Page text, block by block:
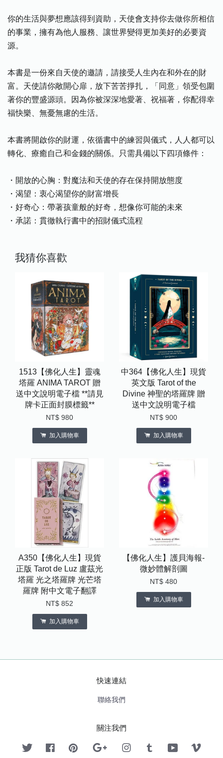
你的生活與夢想應該得到資助，天使會支持你去做你所相信
的事業，擁有為他人服務、讓世界變得更加美好的必要資
源。
本書是一份來自天使的邀請，請接受人生內在和外在的財
富。天使請你敞開心扉，放下苦苦掙扎，「同意」領受包圍
著你的豐盛源頭。因為你被深深地愛著、祝福著，你配得幸
福快樂、無憂無慮的生活。
本書將開啟你的財運，依循書中的練習與儀式，人人都可以
轉化、療癒自己和金錢的關係。只需具備以下四項條件：
・開放的心胸：對魔法和天使的存在保持開放態度
・渴望：衷心渴望你的財富增長
・好奇心：帶著孩童般的好奇，想像你可能的未來
・承諾：貫徹執行書中的招財儀式流程
我猜你喜歡
1513【佛化人生】靈魂
塔羅 ANIMA TAROT 贈
送中文說明電子檔 **請見
牌卡正面封膜標籤**
NT$ 980
加入購物車
中364【佛化人生】現貨
英文版 Tarot of the
Divine 神聖的塔羅牌 贈
送中文說明電子檔
NT$ 900
加入購物車
A350【佛化人生】現貨
正版 Tarot de Luz 盧茲光
塔羅 光之塔羅牌 光芒塔
羅牌 附中文電子翻譯
NT$ 852
加入購物車
【佛化人生】護貝海報-
微妙體解剖圖
NT$ 480
加入購物車
快速連結
聯絡我們
關注我們
Twitter FacebookPinterest Google InstagramTumblr YouTube